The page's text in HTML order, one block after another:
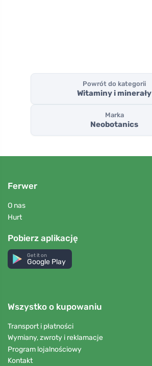
Powrót do kategorii
Witaminy i minerały
Marka
Neobotanics
Ferwer
O nas
Hurt
Pobierz aplikację
Get it on
Google Play
Wszystko o kupowaniu
Transport i płatności
Wymiany, zwroty i reklamacje
Program lojalnościowy
Kontakt